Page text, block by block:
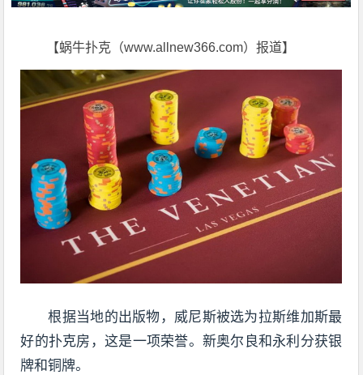
【蜗牛扑克（www.allnew366.com）报道】
根据当地的出版物，威尼斯被选为拉斯维加斯最
好的扑克房，这是一项荣誉。新奥尔良和永利分获银
牌和铜牌。